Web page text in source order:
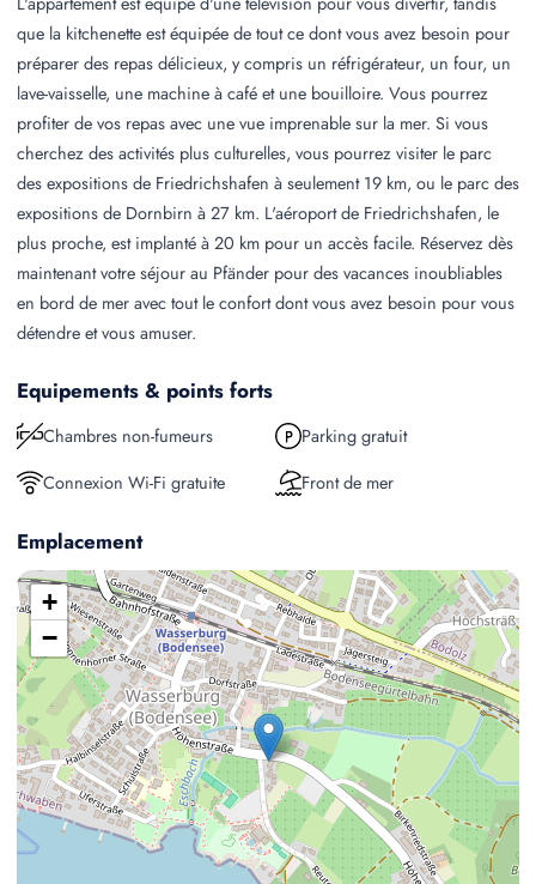
que la kitchenette est équipée de tout ce dont vous avez besoin pour
préparer des repas délicieux, y compris un réfrigérateur, un four, un
lave-vaisselle, une machine à café et une bouilloire. Vous pourrez
profiter de vos repas avec une vue imprenable sur la mer. Si vous
cherchez des activités plus culturelles, vous pourrez visiter le parc
des expositions de Friedrichshafen à seulement 19 km, ou le parc des
expositions de Dornbirn à 27 km. L'aéroport de Friedrichshafen, le
plus proche, est implanté à 20 km pour un accès facile. Réservez dès
maintenant votre séjour au Pfänder pour des vacances inoubliables
en bord de mer avec tout le confort dont vous avez besoin pour vous
détendre et vous amuser.
Equipements & points forts
Chambres non-fumeurs
Parking gratuit
Connexion Wi-Fi gratuite
Front de mer
Emplacement
+
−